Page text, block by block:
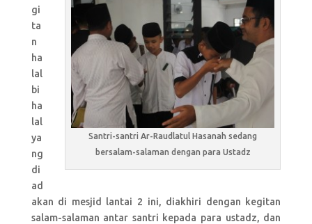
Santri-santri Ar-Raudlatul Hasanah sedang
bersalam-salaman dengan para Ustadz
gi
ta
n
ha
lal
bi
ha
lal
ya
ng
di
ad
akan di mesjid lantai 2 ini, diakhiri dengan kegitan
salam-salaman antar santri kepada para ustadz, dan